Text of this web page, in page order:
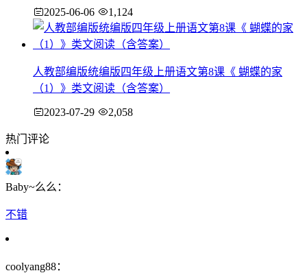
2025-06-06 1,124
人教部编版统编版四年级上册语文第8课《 蝴蝶的家
（1）》类文阅读（含答案）
2023-07-29 2,058
热门评论
Baby~么么：
不错
coolyang88：